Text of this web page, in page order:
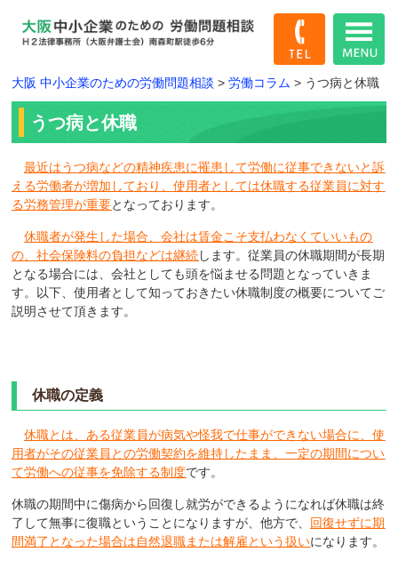
大阪 中小企業のための労働問題相談 >労働コラム > うつ病と休職
うつ病と休職
最近はうつ病などの精神疾患に罹患して労働に従事できないと訴
える労働者が増加しており、使用者としては休職する従業員に対す
る労務管理が重要となっております。
休職者が発生した場合、会社は賃金こそ支払わなくていいもの
の、社会保険料の負担などは継続します。従業員の休職期間が長期
となる場合には、会社としても頭を悩ませる問題となっていきま
す。以下、使用者として知っておきたい休職制度の概要についてご
説明させて頂きます。
休職の定義
休職とは、ある従業員が病気や怪我で仕事ができない場合に、使
用者がその従業員との労働契約を維持したまま、一定の期間につい
て労働への従事を免除する制度です。
休職の期間中に傷病から回復し就労ができるようになれば休職は終
了して無事に復職ということになりますが、他方で、 回復せずに期
間満了となった場合は自然退職または解雇という扱いになります。